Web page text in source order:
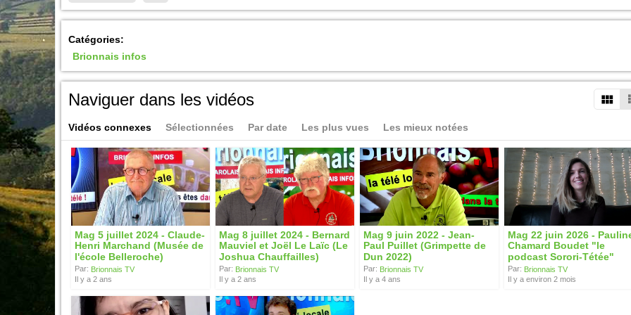
Catégories:
Brionnais infos
Naviguer dans les vidéos
Vidéos connexes Sélectionnées Par date Les plus vues Les mieux notées
Mag 5 juillet 2024 - Claude-
Henri Marchand (Musée de
l'école Belleroche)
Par: Brionnais TV
Il y a 2 ans
Mag 8 juillet 2024 - Bernard
Mauviel et Joël Le Laïc (Le
Joshua Chauffailles)
Par: Brionnais TV
Il y a 2 ans
Mag 9 juin 2022 - Jean-
Paul Puillet (Grimpette de
Dun 2022)
Par: Brionnais TV
Il y a 4 ans
Mag 22 juin 2026 -
Chamard Boudet "le
podcast Sorori-Tétée"
Par: Brionnais TV
Il y a environ 2 mois